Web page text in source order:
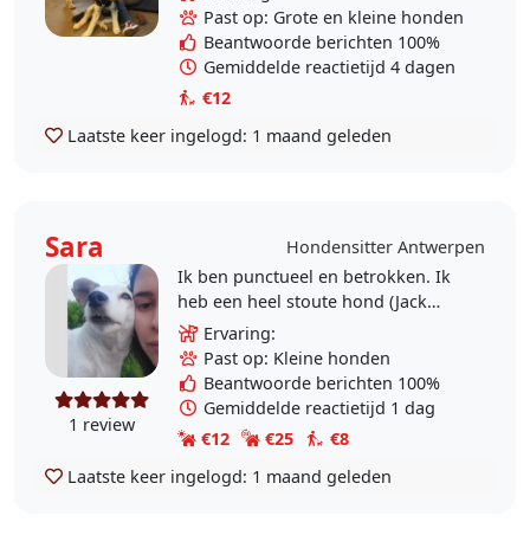
vzw waar me therapie honden
trainen. Ik heb..
Past op: Grote en kleine honden
Beantwoorde berichten 100%
Gemiddelde reactietijd 4 dagen
€12
Laatste keer ingelogd: 1 maand geleden
Sara Hondensitter Antwerpen
1 review
Ik ben punctueel en betrokken. Ik
heb een heel stoute hond (Jack
Russel) van 12 jaar en nu logeert ze
niet bij mij, ik heb veel vrije tijd en
ben..
Ervaring:
Past op: Kleine honden
Beantwoorde berichten 100%
Gemiddelde reactietijd 1 dag
€12
€25
€8
Laatste keer ingelogd: 1 maand geleden